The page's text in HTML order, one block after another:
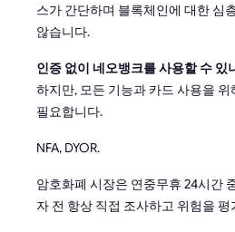
스가 간단하며 블록체인에 대한 심
않습니다.
인증 없이 네오뱅크를 사용할 수 있
하지만, 모든 기능과 카드 사용을
필요합니다.
NFA, DYOR.
암호화폐 시장은 연중무휴 24시간
자 전 항상 직접 조사하고 위험을